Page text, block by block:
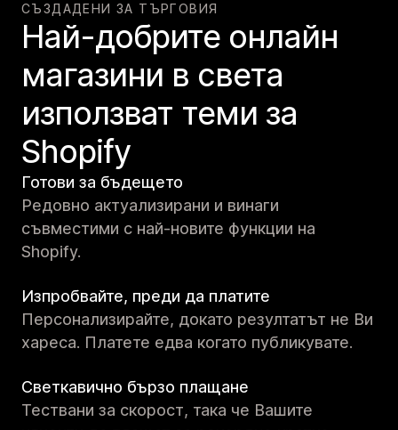
СЪЗДАДЕНИ ЗА ТЪРГОВИЯ
Най-добрите онлайн
магазини в света
използват теми за
Shopify
Готови за бъдещето
Редовно актуализирани и винаги
съвместими с най-новите функции на
Shopify.
Изпробвайте, преди да платите
Персонализирайте, докато резултатът не Ви
хареса. Платете едва когато публикувате.
Светкавично бързо плащане
Тествани за скорост, така че Вашите